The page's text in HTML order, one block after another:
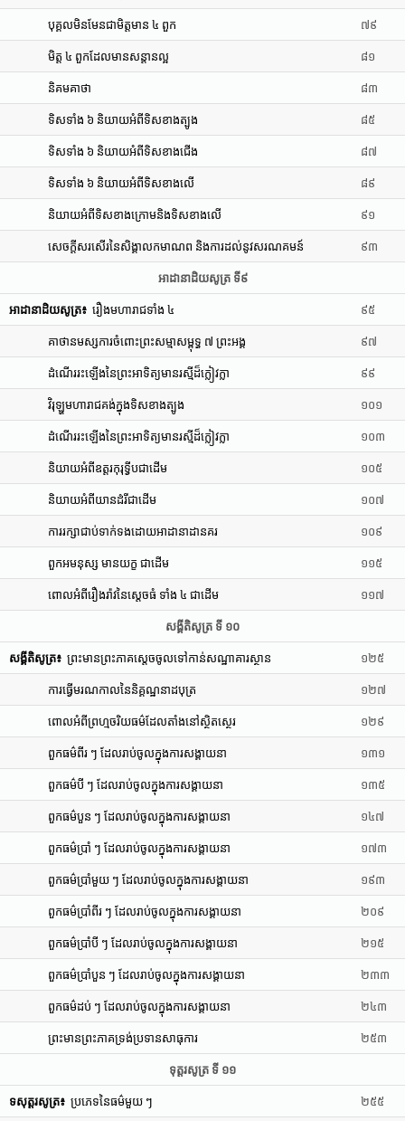
បុគ្គលមិនមែនជាមិត្តមាន ៤ ពួក ៧៩
មិត្ត ៤ ពួកដែលមានសន្តានល្អ ៨១
និគមគាថា ៨៣
ទិសទាំង ៦ និយាយអំពីទិសខាងត្បូង ៨៥
ទិសទាំង ៦ និយាយអំពីទិសខាងជើង ៨៧
ទិសទាំង ៦ និយាយអំពីទិសខាងលើ ៨៩
និយាយអំពីទិសខាងក្រោមនិងទិសខាងលើ ៩១
សេចក្តីសរសើរនៃសិង្គាលកមាណព និងការដល់នូវសរណគមន៍ ៩៣
អាដានាដិយសូត្រ ទី៩
អាដានាដិយសូត្រ៖ រឿងមហារាជទាំង ៤ ៩៥
គាថានមស្សការចំពោះព្រះសម្មាសម្ពុទ្ធ ៧ ព្រះអង្គ ៩៧
ដំណើររះឡើងនៃព្រះអាទិត្យមានរស្មីដ៏ក្លៀវក្លា ៩៩
វិរុឡ្ហមហារាជគង់ក្នុងទិសខាងត្បូង ១០១
ដំណើររះឡើងនៃព្រះអាទិត្យមានរស្មីដ៏ក្លៀវក្លា ១០៣
និយាយអំពីឧត្តរកុរុទ្វីបជាដើម ១០៥
និយាយអំពីយានដំរីជាដើម ១០៧
ការរក្សាជាប់ទាក់ទងដោយអាដានាដានគរ ១០៩
ពួកអមនុស្ស មានយក្ខ ជាដើម ១១៥
ពោលអំពីរឿងរ៉ាវនៃស្តេចធំ ទាំង ៤ ជាដើម ១១៧
សង្គីតិសូត្រ ទី ១០
សង្គីតិសូត្រ៖ ព្រះមានព្រះភាគស្តេចចូលទៅកាន់សណ្ឋាគារស្ថាន ១២៥
ការធ្វើមរណកាលនៃនិគ្គណ្ឋនាដបុត្រ ១២៧
ពោលអំពីព្រហ្មចរិយធម៌ដែលតាំងនៅស្ថិតស្ថេរ ១២៩
ពួកធម៌ពីរ ៗ ដែលរាប់ចូលក្នុងការសង្គាយនា ១៣១
ពួកធម៌បី ៗ ដែលរាប់ចូលក្នុងការសង្គាយនា ១៣៥
ពួកធម៌បួន ៗ ដែលរាប់ចូលក្នុងការសង្គាយនា ១៤៧
ពួកធម៌ប្រាំ ៗ ដែលរាប់ចូលក្នុងការសង្គាយនា ១៧៣
ពួកធម៌ប្រាំមួយ ៗ ដែលរាប់ចូលក្នុងការសង្គាយនា ១៩៣
ពួកធម៌ប្រាំពីរ ៗ ដែលរាប់ចូលក្នុងការសង្គាយនា ២០៩
ពួកធម៌ប្រាំបី ៗ ដែលរាប់ចូលក្នុងការសង្គាយនា ២១៥
ពួកធម៌ប្រាំបួន ៗ ដែលរាប់ចូលក្នុងការសង្គាយនា ២៣៣
ពួកធម៌ដប់ ៗ ដែលរាប់ចូលក្នុងការសង្គាយនា ២៤៣
ព្រះមានព្រះភាគទ្រង់ប្រទានសាធុការ ២៥៣
ទុត្តរសូត្រ ទី ១១
ទសុត្តរសូត្រ៖ ប្រភេទនៃធម៌មួយ ៗ ២៥៥